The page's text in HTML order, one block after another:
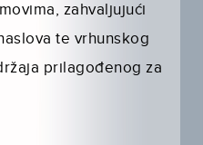
zahvaljujući
te vrhunskog
prilagođenog za